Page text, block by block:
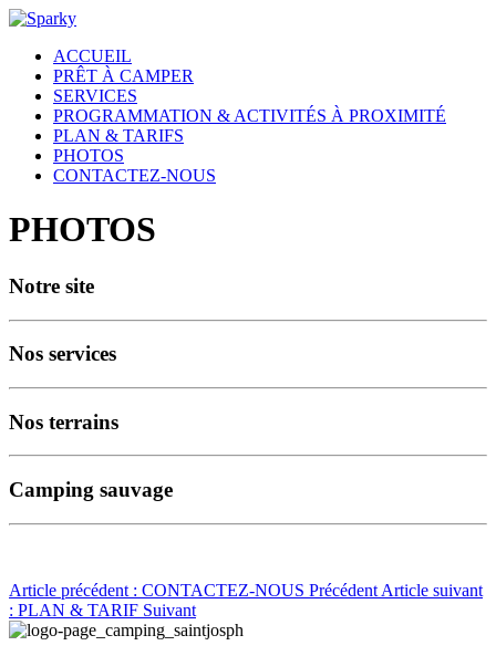
ACCUEIL
PRÊT À CAMPER
SERVICES
PROGRAMMATION & ACTIVITÉS À PROXIMITÉ
PLAN & TARIFS
PHOTOS
CONTACTEZ-NOUS
PHOTOS
Notre site
Nos services
Nos terrains
Camping sauvage
Article précédent : CONTACTEZ-NOUS Précédent Article suivant
: PLAN & TARIF Suivant